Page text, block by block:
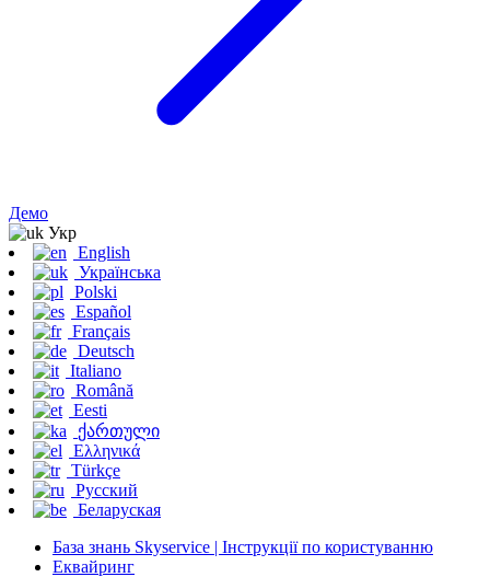
Демо
Укр
English
Українська
Polski
Español
Français
Deutsch
Italiano
Română
Eesti
ქართული
Ελληνικά
Türkçe
Русский
Беларуская
База знань Skyservice | Інструкції по користуванню
Еквайринг